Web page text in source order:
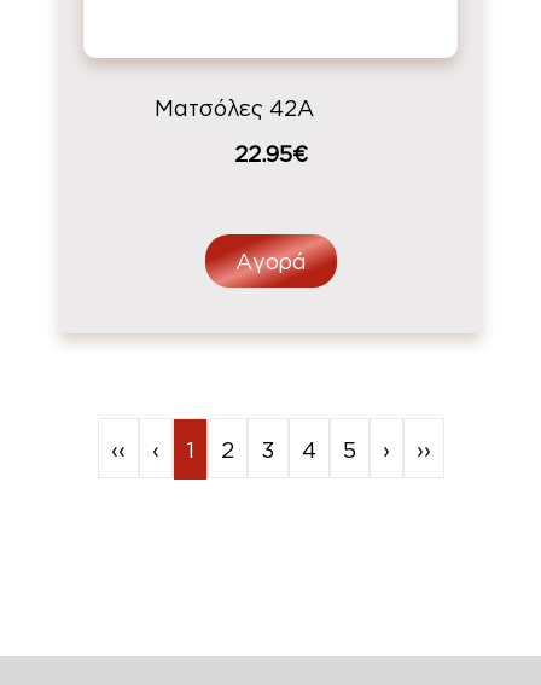
Ματσόλες 42Α
22.95€
Αγορά
‹‹ ‹ 1 2 3 4 5 › ››